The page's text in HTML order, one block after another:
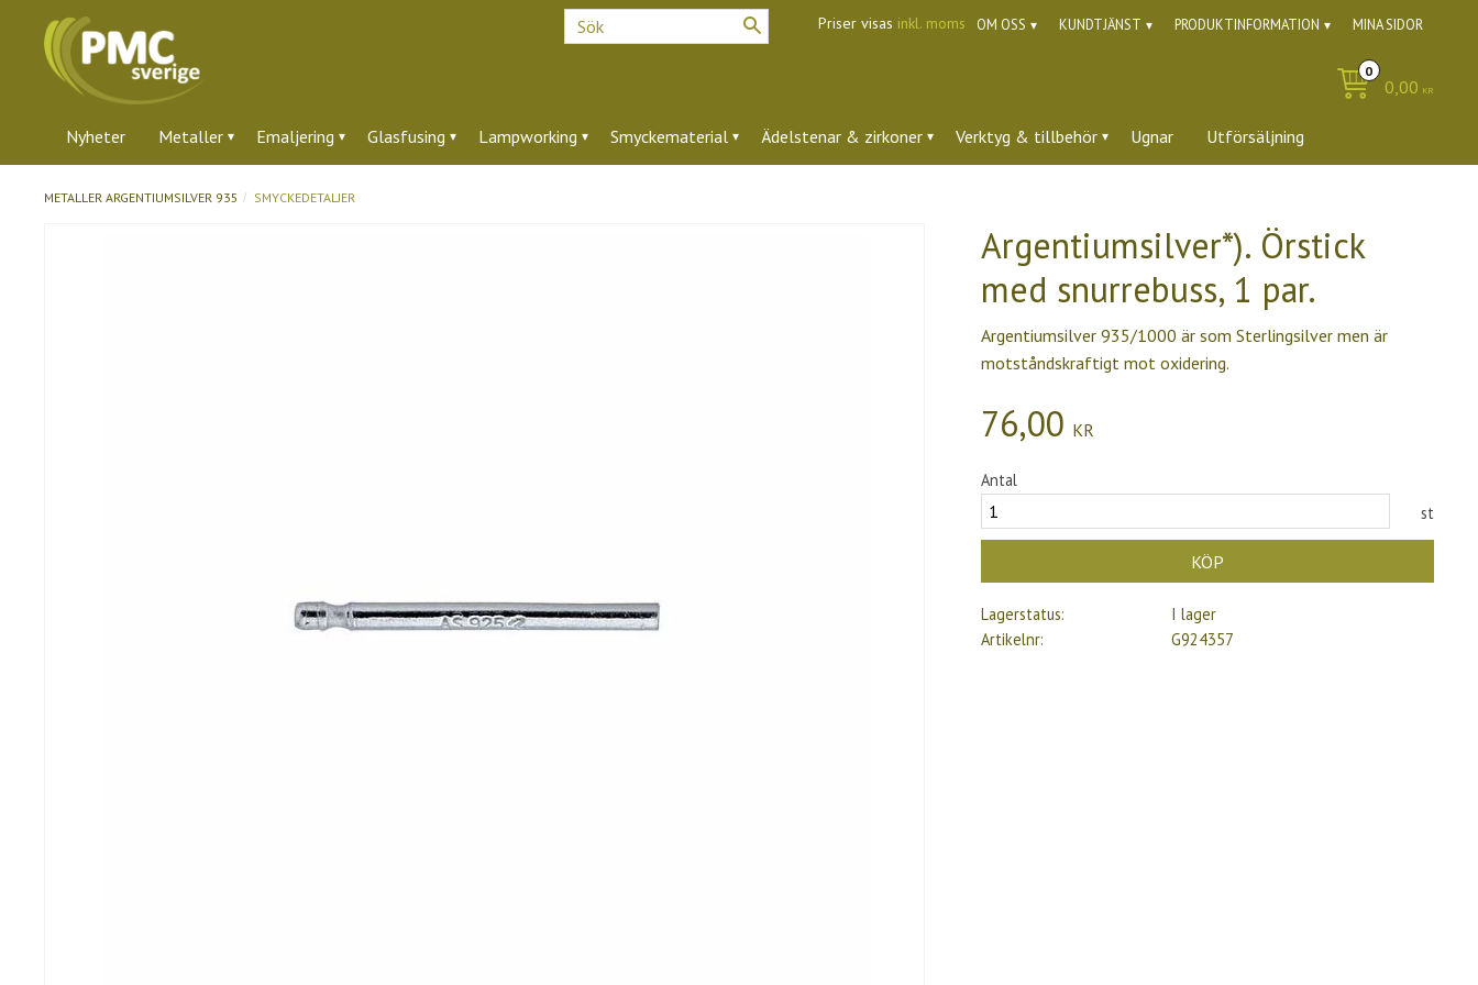
OM OSS KUNDTJÄNST PRODUKTINFORMATION MINA SIDOR
Priser visas inkl. moms
0,00 KR
Nyheter Metaller Emaljering Glasfusing Lampworking Smyckematerial Ädelstenar & zirkoner Verktyg & tillbehör Ugnar Utförsäljning
METALLER ARGENTIUMSILVER 935 SMYCKEDETALJER
Argentiumsilver*). Örstick
med snurrebuss, 1 par.
Argentiumsilver 935/1000 är som Sterlingsilver men är
motståndskraftigt mot oxidering.
76,00 KR
Antal
st
KÖP
Lagerstatus
I lager
Artikelnr
G924357